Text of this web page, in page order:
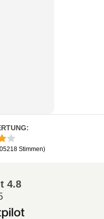
:
Stimmen)
4.8